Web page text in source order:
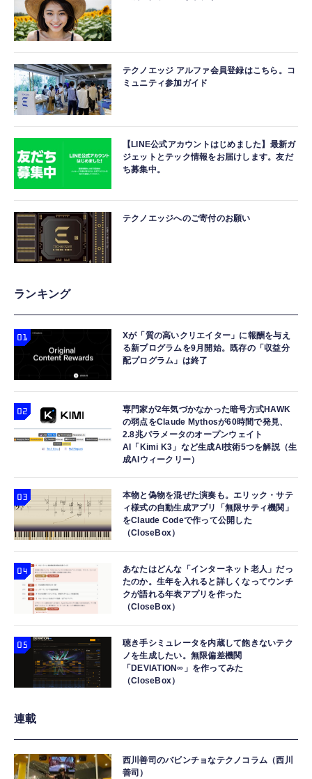
テクノエッジ アルファ会員登録はこちら。コ
ミュニティ参加ガイド
【LINE公式アカウントはじめました】最新ガ
ジェットとテック情報をお届けします。友だ
ち募集中。
テクノエッジへのご寄付のお願い
ランキング
Xが「質の高いクリエイター」に報酬を与え
る新プログラムを9月開始。既存の「収益分
配プログラム」は終了
専門家が2年気づかなかった暗号方式HAWK
の弱点をClaude Mythosが60時間で発見、
2.8兆パラメータのオープンウェイト
AI「Kimi K3」など生成AI技術5つを解説（生
成AIウィークリー）
本物と偽物を混ぜた演奏も。エリック・サテ
ィ様式の自動生成アプリ「無限サティ機関」
をClaude Codeで作って公開した
（CloseBox）
あなたはどんな「インターネット老人」だっ
たのか。生年を入れると詳しくなってウンチ
クが語れる年表アプリを作った
（CloseBox）
聴き手シミュレータを内蔵して飽きないテク
ノを生成したい。無限偏差機関
「DEVIATION∞」を作ってみた
（CloseBox）
連載
西川善司のバビンチョなテクノコラム（西川
善司）